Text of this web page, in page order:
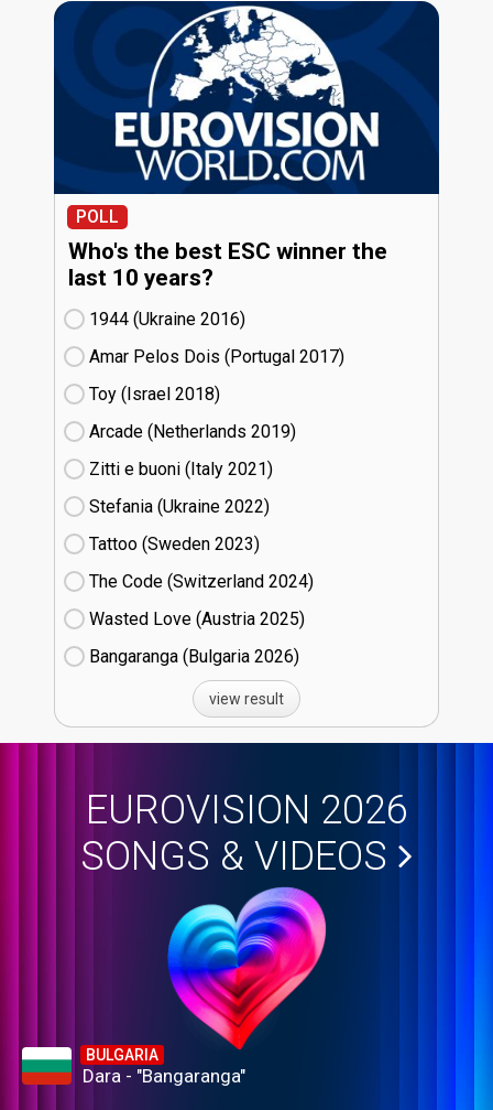
POLL
Who's the best ESC winner the
last 10 years?
1944 (Ukraine
16)
Amar Pelos Dois (Portugal
17)
Toy (Israel
18)
Arcade (Netherlands
19)
Zitti e buoni​ (Italy
21)
Stefania (Ukraine
22)
Tattoo (Sweden
23)
The Code (Switzerland
24)
Wasted Love (Austria
25)
Bangaranga (Bulgaria
26)
view result
EUROVISION 2026
SONGS & VIDEOS
BULGARIA
Dara - "Bangaranga"